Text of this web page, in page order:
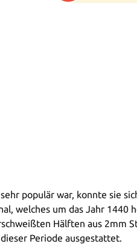
populär war, konnte sie
welches um das Jahr 1440
Hälften aus 2mm
Periode ausgestattet.